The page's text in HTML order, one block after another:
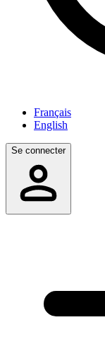
Français
English
Se connecter